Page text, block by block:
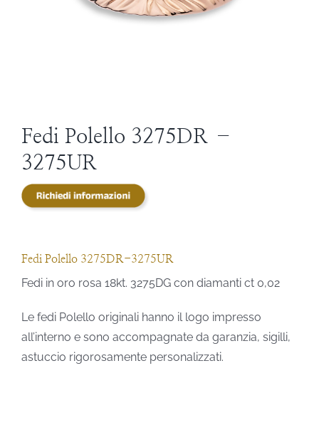
STEVE ANGELI
CONTATTI
PER LE AZIENDE
Fedi Polello 3275DR –
3275UR
Fedi Polello 3275DR-3275UR
Fedi in oro rosa 18kt. 3275DG con diamanti ct 0,02
Le fedi Polello originali hanno il logo impresso
all’interno e sono accompagnate da garanzia, sigilli,
astuccio rigorosamente personalizzati.